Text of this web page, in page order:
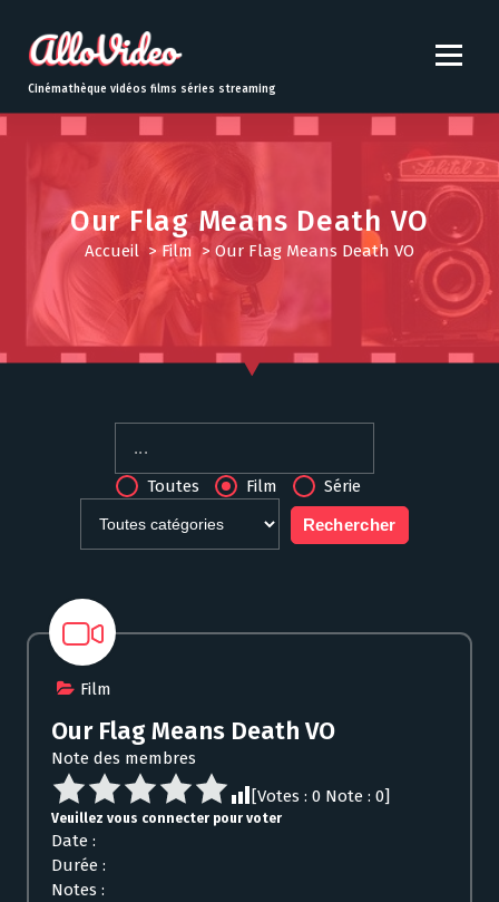
t
o
Cinémathèque vidéos films séries streaming
Our Flag Means Death VO
Accueil > Film > Our Flag Means Death VO
Toutes Film Série
Film
Our Flag Means Death VO
Note des membres
[Votes : 0 Note : 0]
Veuillez vous connecter pour voter
Date :
Durée :
Notes :